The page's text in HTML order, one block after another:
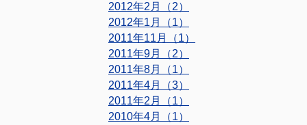
2012年2月（2）
2012年1月（1）
2011年11月（1）
2011年9月（2）
2011年8月（1）
2011年4月（3）
2011年2月（1）
2010年4月（1）